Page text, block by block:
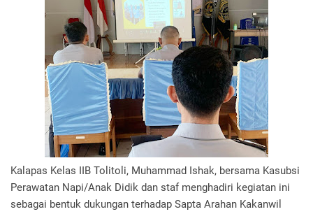
Kalapas Kelas IIB Tolitoli, Muhammad Ishak, bersama Kasubsi
Perawatan Napi/Anak Didik dan staf menghadiri kegiatan ini
sebagai bentuk dukungan terhadap Sapta Arahan Kakanwil